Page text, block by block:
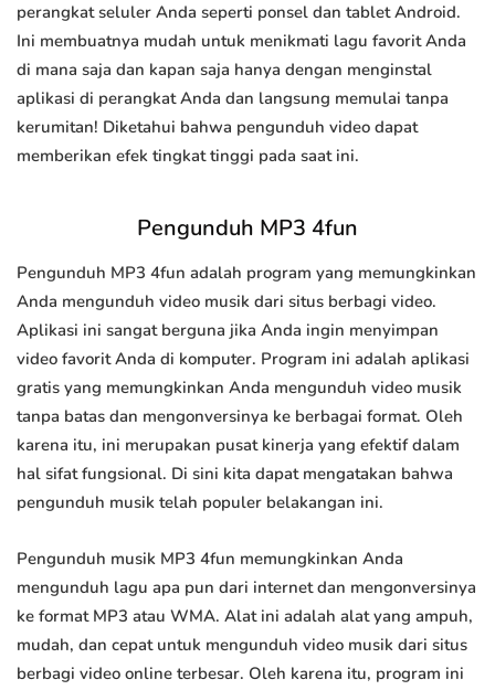
perangkat seluler Anda seperti ponsel dan tablet Android.
Ini membuatnya mudah untuk menikmati lagu favorit Anda
di mana saja dan kapan saja hanya dengan menginstal
aplikasi di perangkat Anda dan langsung memulai tanpa
kerumitan! Diketahui bahwa pengunduh video dapat
memberikan efek tingkat tinggi pada saat ini.
Pengunduh MP3 4fun
Pengunduh MP3 4fun adalah program yang memungkinkan
Anda mengunduh video musik dari situs berbagi video.
Aplikasi ini sangat berguna jika Anda ingin menyimpan
video favorit Anda di komputer. Program ini adalah aplikasi
gratis yang memungkinkan Anda mengunduh video musik
tanpa batas dan mengonversinya ke berbagai format. Oleh
karena itu, ini merupakan pusat kinerja yang efektif dalam
hal sifat fungsional. Di sini kita dapat mengatakan bahwa
pengunduh musik telah populer belakangan ini.
Pengunduh musik MP3 4fun memungkinkan Anda
mengunduh lagu apa pun dari internet dan mengonversinya
ke format MP3 atau WMA. Alat ini adalah alat yang ampuh,
mudah, dan cepat untuk mengunduh video musik dari situs
berbagi video online terbesar. Oleh karena itu, program ini